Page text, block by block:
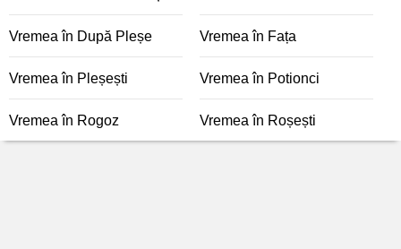
Vremea în După Pleșe Vremea în Fața
Vremea în Pleșești Vremea în Potionci
Vremea în Rogoz Vremea în Roșești